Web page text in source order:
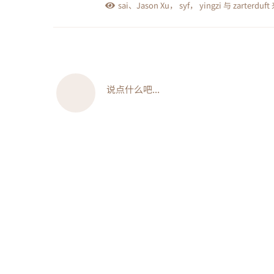
sai、 Jason Xu， syf， yingzi 与 zarterduft
说点什么吧...